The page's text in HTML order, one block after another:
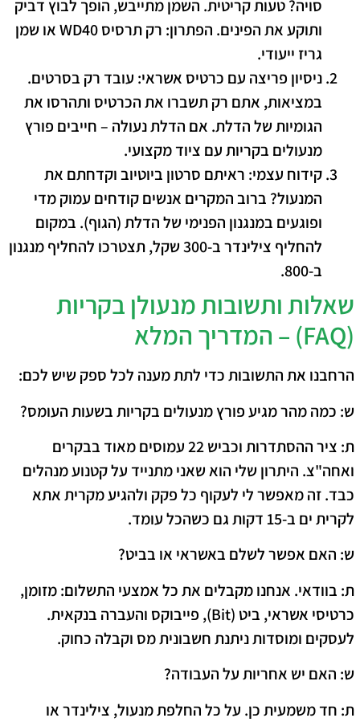
סויה? טעות קריטית. השמן מתייבש, הופך לבוץ דביק
ותוקע את הפינים. הפתרון:
רק תרסיס WD40 או שמן
גריז ייעודי.
ניסיון פריצה עם כרטיס אשראי: עובד רק בסרטים.
במציאות, אתם רק תשברו את הכרטיס ותהרסו את
הגומיות של הדלת. אם הדלת נעולה – חייבים פורץ
מנעולים בקריותעם ציוד מקצועי.
קידוח עצמי: ראיתם סרטון ביוטיוב וקדחתם את
המנעול? ברוב המקרים אנשים קודחים עמוק מדי
ופוגעים במנגנון הפנימי של הדלת (הגוף). במקום
להחליף צילינדר ב-300 שקל, תצטרכו להחליף מנגנון
ב-800.
​שאלות ותשובות מנעולן בקריות
(FAQ) – המדריך המלא
​הרחבנו את התשובות כדי לתת מענה לכל ספק שיש לכם:
ש: כמה מהר מגיע פורץ מנעולים בקריות בשעות העומס?
ת:
ציר ההסתדרות וכביש 22 עמוסים מאוד בבקרים
ואחה"צ. היתרון שלי הוא שאני מתנייד עלקטנוע מנהלים
כבד. זה מאפשר לי לעקוף כל פקק ולהגיע מקרית אתא
לקרית ים ב-15 דקות גם כשהכל עומד.
ש: האם אפשר לשלם באשראי או בביט?
ת: בוודאי. אנחנו מקבלים את כל אמצעי התשלום: מזומן,
כרטיסי אשראי, ביט (Bit), פייבוקס והעברה בנקאית.
לעסקים ומוסדות ניתנת חשבונית מס וקבלה כחוק.
ש: האם יש אחריות על העבודה?
ת: חד משמעית כן. על כל החלפת מנעול, צילינדר או